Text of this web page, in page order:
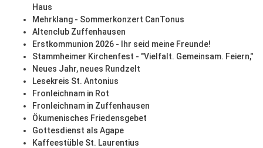
Haus
Mehrklang - Sommerkonzert CanTonus
Altenclub Zuffenhausen
Erstkommunion 2026 - Ihr seid meine Freunde!
Stammheimer Kirchenfest - "Vielfalt. Gemeinsam. Feiern,"
Neues Jahr, neues Rundzelt
Lesekreis St. Antonius
Fronleichnam in Rot
Fronleichnam in Zuffenhausen
Ökumenisches Friedensgebet
Gottesdienst als Agape
Kaffeestüble St. Laurentius